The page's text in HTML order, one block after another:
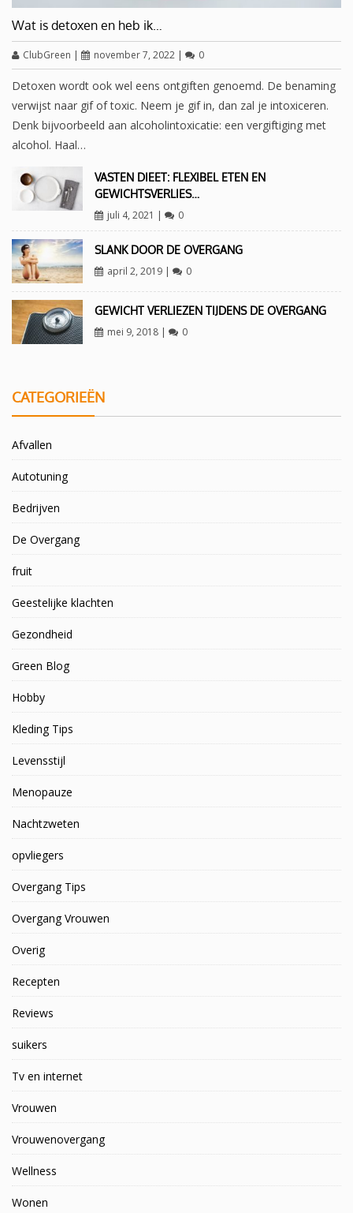
Wat is detoxen en heb ik…
ClubGreen | november 7, 2022 | 0
Detoxen wordt ook wel eens ontgiften genoemd. De benaming
verwijst naar gif of toxic. Neem je gif in, dan zal je intoxiceren.
Denk bijvoorbeeld aan alcoholintoxicatie: een vergiftiging met
alcohol. Haal…
VASTEN DIEET: FLEXIBEL ETEN EN
GEWICHTSVERLIES…
juli 4, 2021 | 0
SLANK DOOR DE OVERGANG
april 2, 2019| 0
GEWICHT VERLIEZEN TIJDENS DE OVERGANG
mei 9, 2018| 0
CATEGORIEËN
Afvallen
Autotuning
Bedrijven
De Overgang
fruit
Geestelijke klachten
Gezondheid
Green Blog
Hobby
Kleding Tips
Levensstijl
Menopauze
Nachtzweten
opvliegers
Overgang Tips
Overgang Vrouwen
Overig
Recepten
Reviews
suikers
Tv en internet
Vrouwen
Vrouwenovergang
Wellness
Wonen